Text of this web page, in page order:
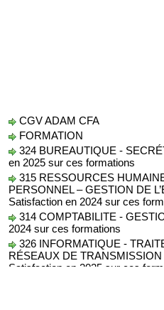
CGV ADAM CFA
FORMATION
324 BUREAUTIQUE -
en 2025 sur ces formations
315 RESSOURCES
PERSONNEL – GESTION DE
Satisfaction en 2024 sur ces
314 COMPTABILITE -
2024 sur ces formations
326 INFORMATIQUE -
RÉSEAUX DE
Satisfaction en 2025 sur ces